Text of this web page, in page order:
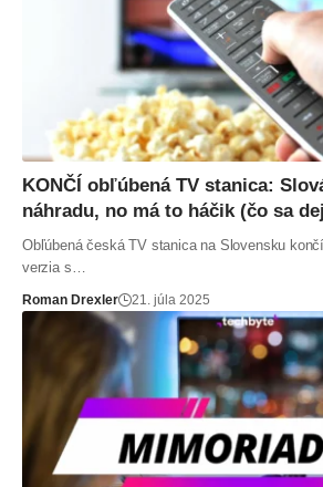
KONČÍ obľúbená TV stanica:
náhradu, no má to háčik (čo sa
Obľúbená česká TV stanica na Slovensku
verzia s…
Roman Drexler 21. júla 2025